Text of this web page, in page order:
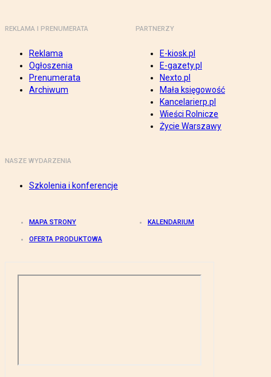
REKLAMA I PRENUMERATA
Reklama
Ogłoszenia
Prenumerata
Archiwum
PARTNERZY
E-kiosk.pl
E-gazety.pl
Nexto.pl
Mała księgowość
Kancelarierp.pl
Wieści Rolnicze
Życie Warszawy
NASZE WYDARZENIA
Szkolenia i konferencje
MAPA STRONY KALENDARIUM
OFERTA PRODUKTOWA